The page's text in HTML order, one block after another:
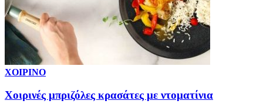
ΧΟΙΡΙΝΟ
Χοιρινές μπριζόλες κρασάτες με ντοματίνια